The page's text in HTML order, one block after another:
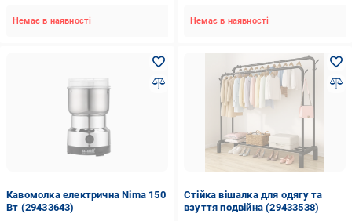
Немає в наявності Немає в наявності
Кавомолка електрична Nima 150
Вт (29433643)
Стійка вішалка для одягу та
взуття подвійна (29433538)